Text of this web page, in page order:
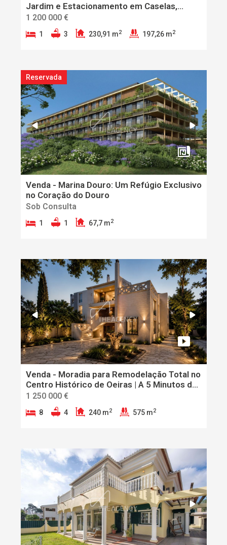
Jardim e Estacionamento em Caselas,
Lisboa
1 200 000 €
1 3 230,91 m2 197,26 m2
Reservada
Venda - Marina Douro: Um Refúgio Exclusivo
no Coração do Douro
Sob Consulta
1 1 67,7 m2
Venda - Moradia para Remodelação Total no
Centro Histórico de Oeiras | A 5 Minutos da
Praia
1 250 000 €
8 4 240 m2 575 m2